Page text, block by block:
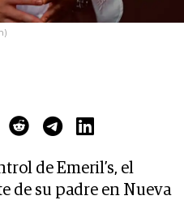
de Emeril’s, el
de su padre en Nueva